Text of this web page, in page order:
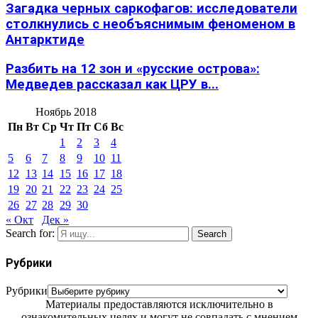
Загадка черных саркофагов: исследователи
столкнулись с необъяснимым феноменом в
Антарктиде
Разбить на 12 зон и «русские острова»:
Медведев рассказал как ЦРУ в...
Ноябрь 2018
Пн Вт Ср Чт Пт Сб Вс
1
2 3
4
5
6 7 8 9 10 11
12
13 14 15 16 17 18
19 20 21 22 23 24 25
26 27 28 29 30
« Окт
Дек »
Search for:
Search
Рубрики
Рубрики
Материалы предоставляются исключительно в